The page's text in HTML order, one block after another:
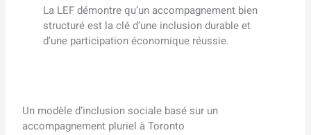
La LEF démontre qu’un accompagnement bien
structuré est la clé d’une inclusion durable et
d’une participation économique réussie.
Un modèle d’inclusion sociale basé sur un
accompagnement pluriel à Toronto